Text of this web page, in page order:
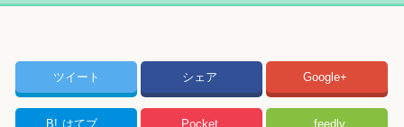
ツイート シェア Google+
B! はてブ Pocket feedly